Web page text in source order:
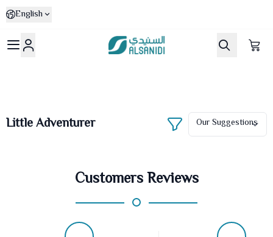
English
Al-Sanidi Store
Little Adventurer
Customers Reviews